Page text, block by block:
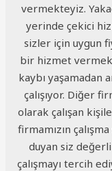
vermekteyiz.
yerinde çekici
sizler için uygun
bir hizmet
kaybı yaşamadan
çalışıyor. Diğer
olarak çalışan
firmamızın
duyan siz
çalışmayı tercih